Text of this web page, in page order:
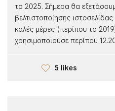
το 2025. Σήμερα θα
βελτιστοποίησης
καλές μέρες (περίπου το
χρησιμοποιούσε περίπου
5 likes